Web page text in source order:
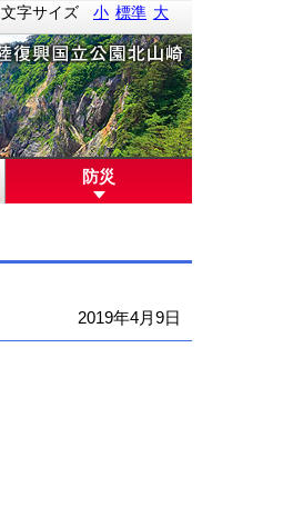
文字サイズ 小 標準 大
防災
2019年4月9日